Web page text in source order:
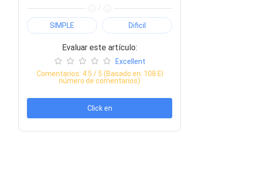
/
SIMPLE Dificil
Evaluar este artículo:
Excellent
Comentarios: 4.5 / 5 (Basado en: 108 El
número de comentarios)
Click en